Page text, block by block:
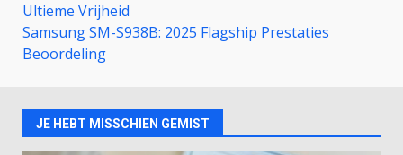
Ultieme Vrijheid
Samsung SM-S938B: 2025 Flagship Prestaties
Beoordeling
JE HEBT MISSCHIEN GEMIST